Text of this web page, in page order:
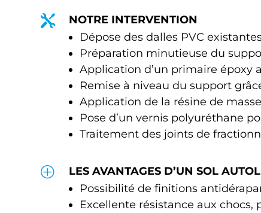

NOTRE INTERVENTION
Dépose des dalles PVC
Préparation minutieuse du
Application d’un primaire époxy
Remise à niveau du support
Application de la résine de
Pose d’un vernis polyuréthane
Traitement des joints de
P
LES AVANTAGES D’UN SOL
Possibilité de finitions
Excellente résistance aux